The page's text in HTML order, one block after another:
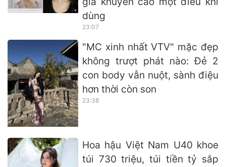
dùng
23:07
"MC xinh nhất VTV" mặc đẹp
không trượt phát nào: Đẻ 2
con body vẫn nuột, sành điệu
hơn thời còn son
23:38
Hoa hậu Việt Nam U40 khoe
túi 730 triệu, túi tiền tỷ sắp